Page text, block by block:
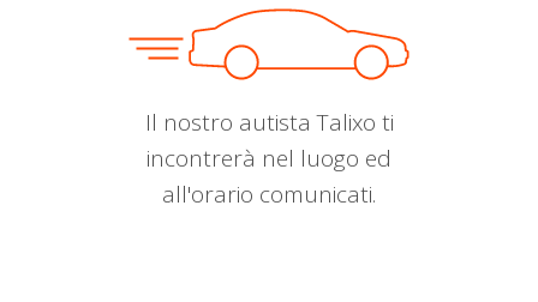
Il nostro autista Talixo ti
incontrerà nel luogo ed
all'orario comunicati.